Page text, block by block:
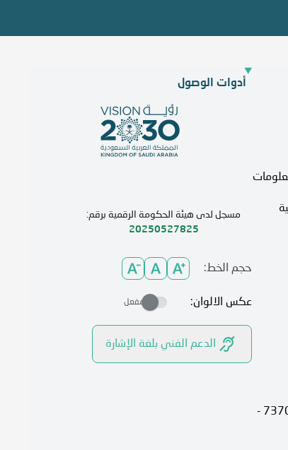
أدوات الوصول
مسجل لدى هيئة الحكومة الرقمية برقم:
20250527825
حجم الخط:
عكس الالوان: مفعل
الدعم الفني بلغة الإشارة
الرياض، 13315، حي الصحافة شارع العليا 7370 -